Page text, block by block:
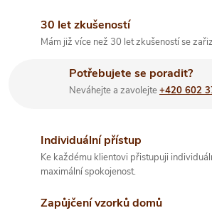
30 let zkušeností
Mám již více než 30 let zkušeností se
Potřebujete se poradit?
Neváhejte a zavolejte+420 602
Individuální přístup
Ke každému klientovi přistupuji
maximální spokojenost.
Zapůjčení vzorků domů